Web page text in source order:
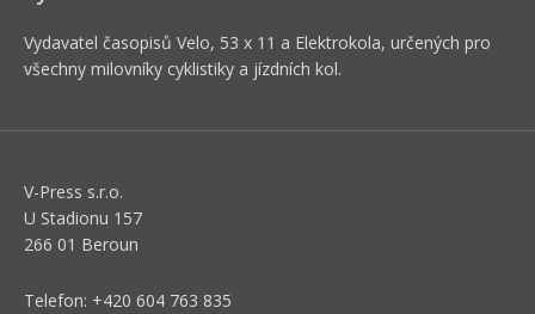
Vydavatel časopisů Velo, 53 x 11 a Elektrokola, určených pro
všechny milovníky cyklistiky a jízdních kol.
V-Press s.r.o.
U Stadionu 157
266 01 Beroun
Telefon: +420 604 763 835